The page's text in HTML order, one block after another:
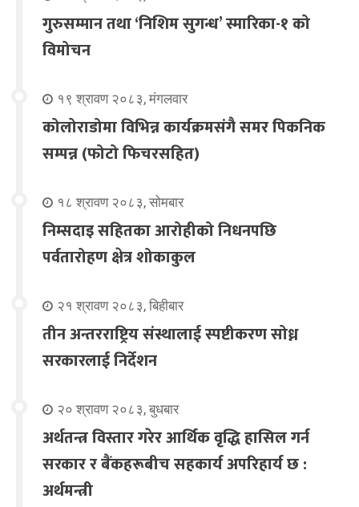
गुरुसम्मान तथा ‘निशिम सुगन्ध’ स्मारिका-१ को
विमोचन
१९ श्रावण २०८३, मंगलवार
कोलोराडोमा विभिन्न कार्यक्रमसंगै समर पिकनिक
सम्पन्न (फोटो फिचरसहित)
१८ श्रावण २०८३, सोमबार
निम्सदाइ सहितका आरोहीको निधनपछि
पर्वतारोहण क्षेत्र शोकाकुल
२१ श्रावण २०८३, बिहीबार
तीन अन्तरराष्ट्रिय संस्थालाई स्पष्टीकरण सोध्न
सरकारलाई निर्देशन
२० श्रावण २०८३, बुधबार
अर्थतन्त्र विस्तार गरेर आर्थिक वृद्धि हासिल गर्न
सरकार र बैंकहरूबीच सहकार्य अपरिहार्य छ :
अर्थमन्त्री